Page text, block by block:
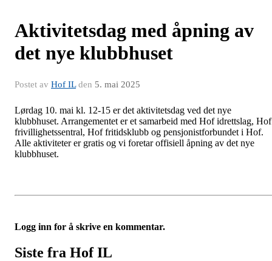
Aktivitetsdag med åpning av
det nye klubbhuset
Postet av Hof ILden 5. mai 2025
Lørdag 10. mai kl. 12-15 er det aktivitetsdag ved det nye
klubbhuset. Arrangementet er et samarbeid med Hof idrettslag, Hof
frivillighetssentral, Hof fritidsklubb og pensjonistforbundet i Hof.
Alle aktiviteter er gratis og vi foretar offisiell åpning av det nye
klubbhuset.
Logg inn for å skrive en kommentar.
Siste fra Hof IL